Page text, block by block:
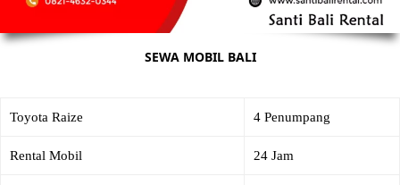
SEWA MOBIL BALI
Toyota Raize 4 Penumpang
Rental Mobil 24 Jam